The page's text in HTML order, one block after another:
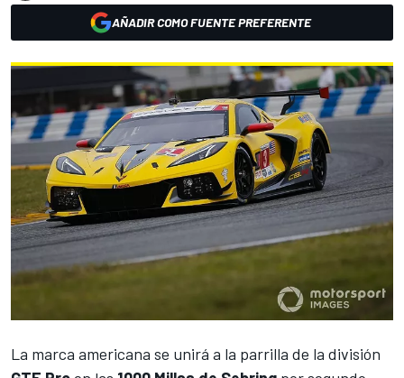
AÑADIR COMO FUENTE PREFERENTE
La marca americana se unirá a la parrilla de la división